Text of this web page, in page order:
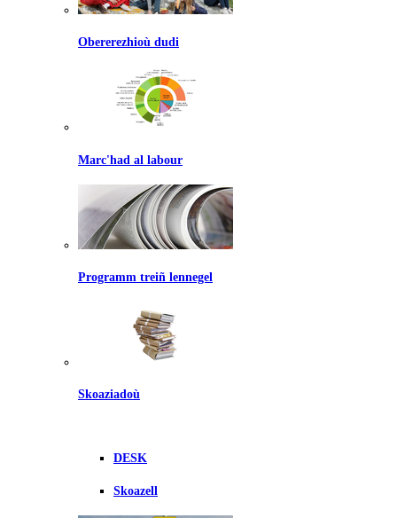
Obererezhioù dudi
Marc'had al labour
Programm treiñ lennegel
Skoaziadoù
DESK
Skoazell